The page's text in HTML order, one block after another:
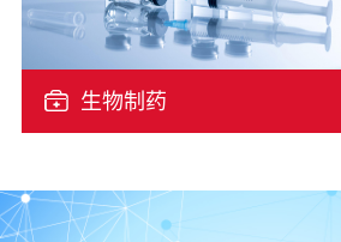
生物制药